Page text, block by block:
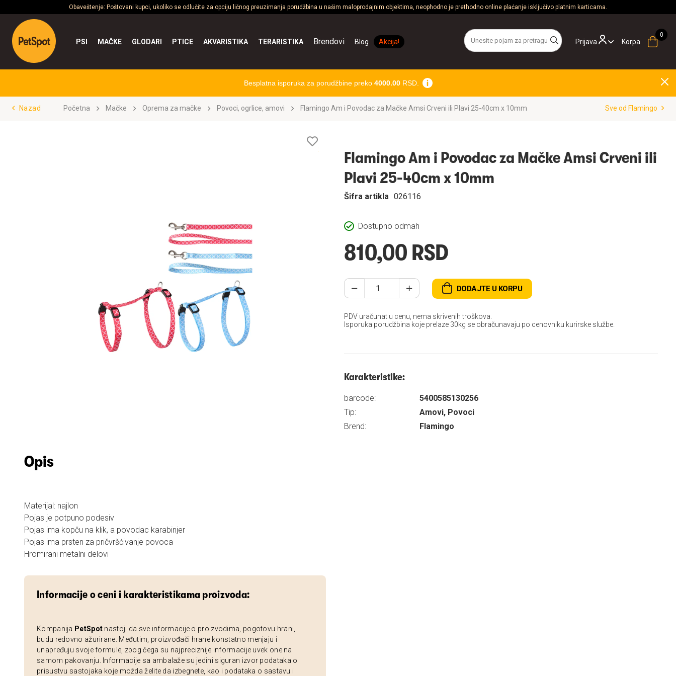
Obaveštenje: Poštovani kupci, ukoliko se odlučite za opciju ličnog preuzimanja porudžbina u našim maloprodajnim objektima, neophodno je prethodno online plaćanje isključivo platnim karticama.
Prijava
PSI MAČKE GLODARI PTICE AKVARISTIKA TERARISTIKA Brendovi Blog Akcija! Korpa
Besplatna isporuka za porudžbine preko 4000.00RSD.
Nazad Početna Mačke Oprema za mačke Povoci, ogrlice, amovi Flamingo Am i Povodac za Mačke Amsi Crveni ili Plavi 25-40cm x 10mm Sve od Flamingo
Opis
Materijal: najlon
Pojas je potpuno podesiv
Pojas ima kopču na klik, a povodac karabinjer
Pojas ima prsten za pričvršćivanje povoca
Hromirani metalni delovi
Informacije o ceni i karakteristikama proizvoda:
Kompanija PetSpot nastoji da sve informacije o proizvodima, pogotovu hrani,
budu redovno ažurirane. Međutim, proizvođači hrane konstatno menjaju i
unapređuju svoje formule, zbog čega su najpreciznije informacije uvek one na
samom pakovanju. Informacije sa ambalaže su jedini siguran izvor podataka o
prisustvu sastojaka koje možda želite da izbegnete, kao i podataka o sastavu i
želja
Flamingo Am i Povodac za Mačke Amsi Crveni ili
Plavi 25-40cm x 10mm
Dostupno odmah
Šifra artikla 026116
810,00 RSD
DODAJTE U KORPU
PDV uračunat u cenu, nema skrivenih troškova.
Isporuka porudžbina koje prelaze 30kg se obračunavaju po cenovniku kurirske službe.
Karakteristike:
barcode:
5400585130256
Tip:
Amovi, Povoci
Brend:
Flamingo